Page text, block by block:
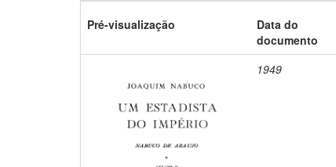
Pré-visualização
Data do
documento
1949